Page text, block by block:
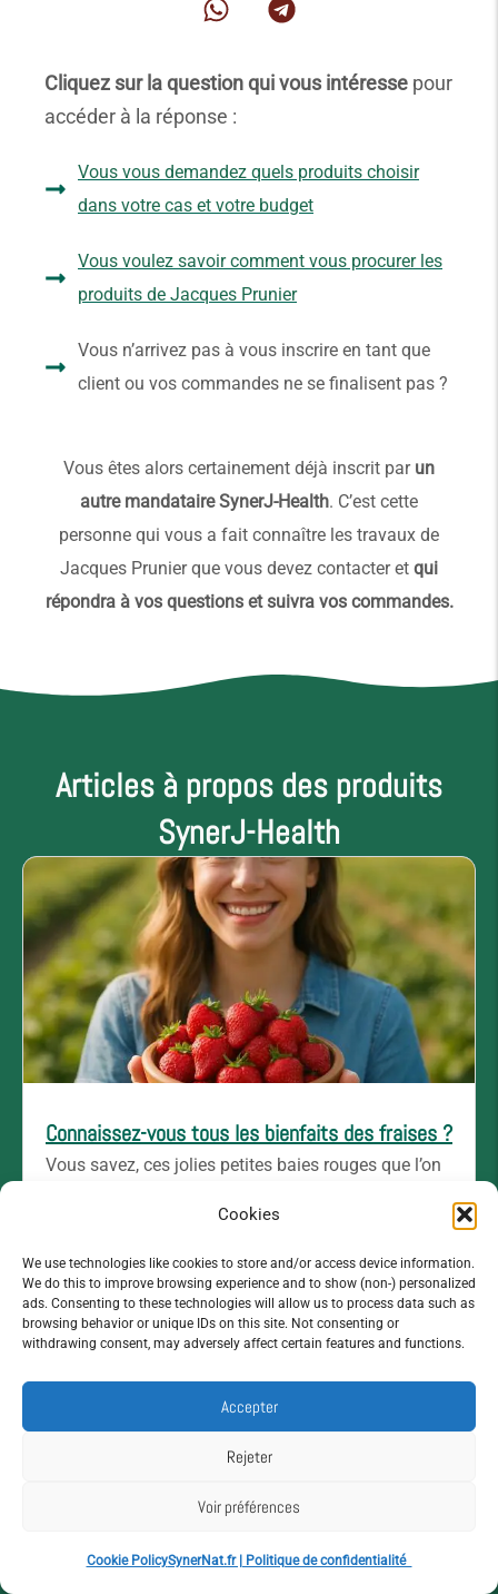
Cookies
We use technologies like cookies to store and/or access device information.
We do this to improve browsing experience and to show (non-) personalized
ads. Consenting to these technologies will allow us to process data such as
browsing behavior or unique IDs on this site. Not consenting or
withdrawing consent, may adversely affect certain features and functions.
Accepter
Rejeter
Voir préférences
Cookie PolicySynerNat.fr | Politique de confidentialité
Cliquez sur la question qui vous intéresse pour
accéder à la réponse :
Vous vous demandez quels produits choisir
dans votre cas et votre budget
Vous voulez savoir comment vous procurer les
produits de Jacques Prunier
Vous n’arrivez pas à vous inscrire en tant que
client ou vos commandes ne se finalisent pas ?
Vous êtes alors certainement déjà inscrit par un
autre mandataire SynerJ-Health. C’est cette
personne qui vous a fait connaître les travaux de
Jacques Prunier que vous devez contacter et qui
répondra à vos questions et suivra vos commandes.
Articles à propos des produits
SynerJ-Health
Connaissez-vous tous les bienfaits des fraises ?
Vous savez, ces jolies petites baies rouges que l’on
Lire l'article →